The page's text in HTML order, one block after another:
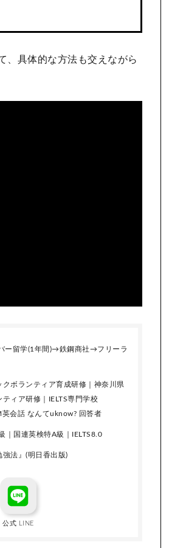
、具体的な方法も交えながら
ー留学(1年間)→鉄鋼商社→フリーラ
クボランティア育成研修｜神奈川県
ィア研修｜IELTS専門学校
会話 なんてuknow? 回答者
｜国連英検特A級｜IELTS8.0
強法』(明日香出版)
公式 LINE